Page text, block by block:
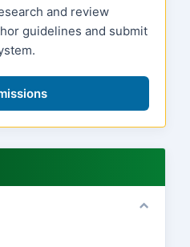
and review
guidelines and submit